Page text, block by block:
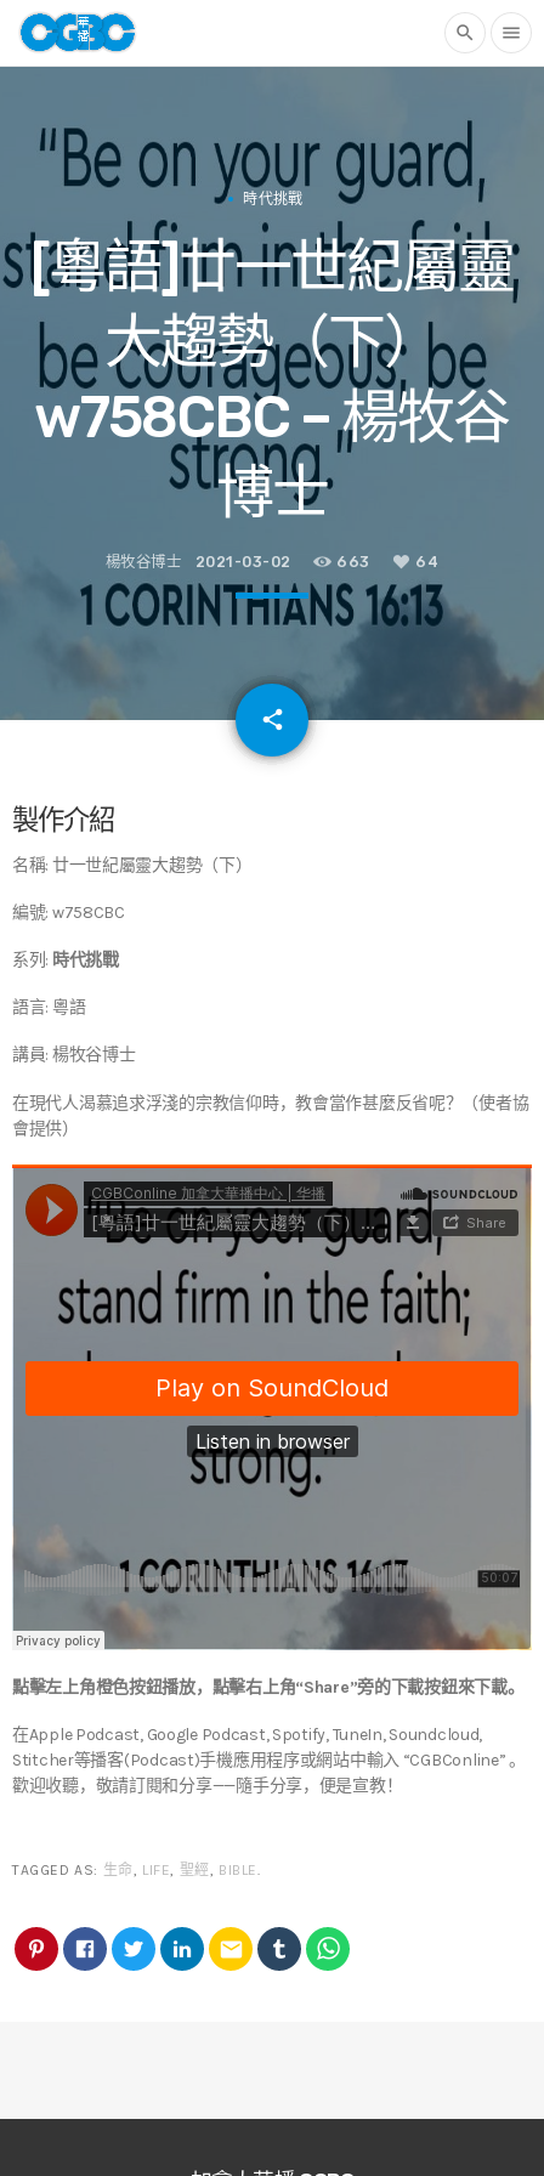
search menu
時代挑戰
[粵語]廿一世紀屬靈
大趨勢（下）
w758CBC – 楊牧谷
博士
楊牧谷博士 2021-03-02 663 64
share
email
製作介紹
名稱: 廿一世紀屬靈大趨勢（下）
編號: w758CBC
系列: 時代挑戰
語言: 粵語
講員: 楊牧谷博士
在現代人渴慕追求浮淺的宗教信仰時，教會當作甚麼反省呢？（使者協
會提供）
點擊左上角橙色按鈕播放，點擊右上角“Share”旁的下載按鈕來下載。
在Apple Podcast, Google Podcast, Spotify, TuneIn, Soundcloud,
Stitcher等播客(Podcast)手機應用程序或網站中輸入 “CGBConline” 。
歡迎收聽，敬請訂閱和分享——隨手分享，便是宣教！
TAGGED AS: 生命, LIFE, 聖經, BIBLE.
email